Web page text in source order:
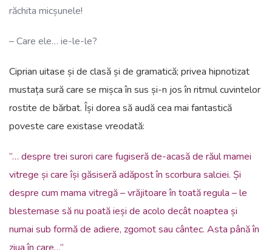
răchita micșunele!
– Care ele… ie-le-le?
Ciprian uitase și de clasă și de gramatică; privea hipnotizat
mustața sură care se mișca în sus și-n jos în ritmul cuvintelor
rostite de bărbat. Își dorea să audă cea mai fantastică
poveste care existase vreodată:
”… despre trei surori care fugiseră de-acasă de răul mamei
vitrege și care își găsiseră adăpost în scorbura salciei. Și
despre cum mama vitregă – vrăjitoare în toată regula – le
blestemase să nu poată ieși de acolo decât noaptea și
numai sub formă de adiere, zgomot sau cântec. Asta până în